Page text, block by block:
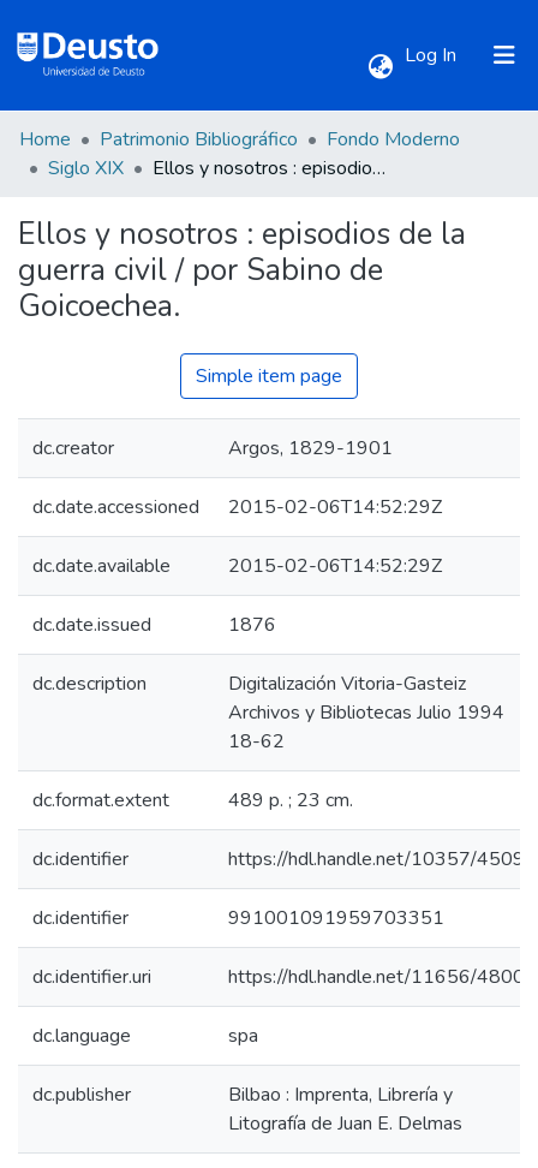
Log In (current)
Communities & Collections
All of DSpace
Statistics
Home Patrimonio Bibliográfico
Fondo Moderno
Siglo XIX
Ellos y nosotros : episodios de la guerra civil / por Sabino de Goicoechea.
Ellos y nosotros : episodios de la
guerra civil / por Sabino de
Goicoechea.
Simple item page
dc.creator Argos, 1829-1901
dc.date.accessioned 2015-02-06T14:52:29Z
dc.date.available 2015-02-06T14:52:29Z
dc.date.issued 1876
dc.description
Digitalización Vitoria-Gasteiz
Archivos y Bibliotecas Julio 1994
18-62
dc.format.extent 489 p. ; 23 cm.
dc.identifier https://hdl.handle.net/10357/4509
dc.identifier 991001091959703351
dc.identifier.uri https://hdl.handle.net/11656/4800
dc.language spa
dc.publisher
Bilbao : Imprenta, Librería y
Litografía de Juan E. Delmas